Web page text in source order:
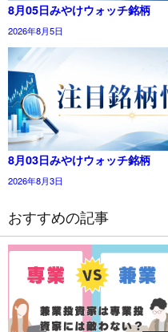
8月05日みやけウォッチ銘柄
2026年8月5日
8月03日みやけウォッチ銘柄
2026年8月3日
おすすめの記事